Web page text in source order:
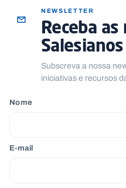
NEWSLETTER
Receba
Salesianos
Subscreva a nossa
iniciativas e recursos
Nome
E-mail